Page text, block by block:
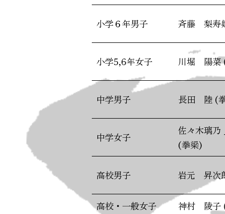
小学６年男子 斉藤 梨寿
小学5,6年女子 川堀 陽菜
中学男子 長田 陸 (
中学女子
佐々木璃乃 _
(拳梁)
高校男子 岩元 昇次
高校・一般女子
神村 陵子